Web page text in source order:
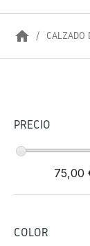
home CALZADO
PRECIO
75,00
COLOR